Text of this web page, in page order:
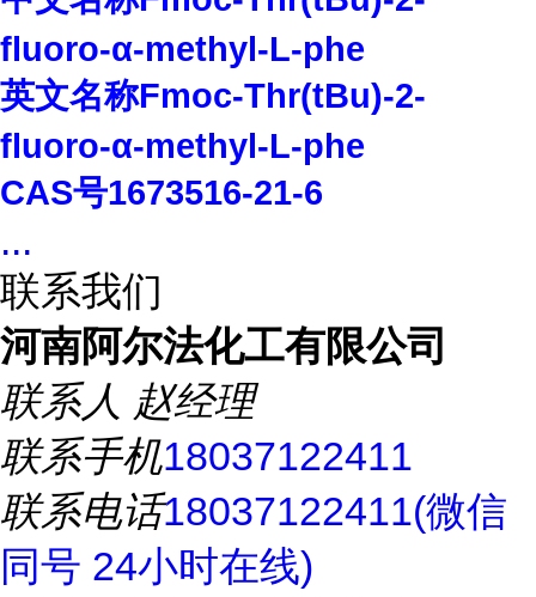
fluoro-α-methyl-L-phe
英文名称Fmoc-Thr(tBu)-2-
fluoro-α-methyl-L-phe
CAS号1673516-21-6
...
联系我们
河南阿尔法化工有限公司
联系人 赵经理
联系手机18037122411
联系电话18037122411(微信
同号 24小时在线)